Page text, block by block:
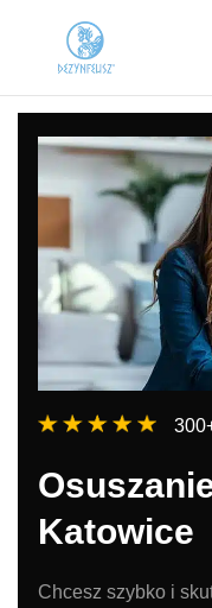
Katowice
Chcesz szybko i